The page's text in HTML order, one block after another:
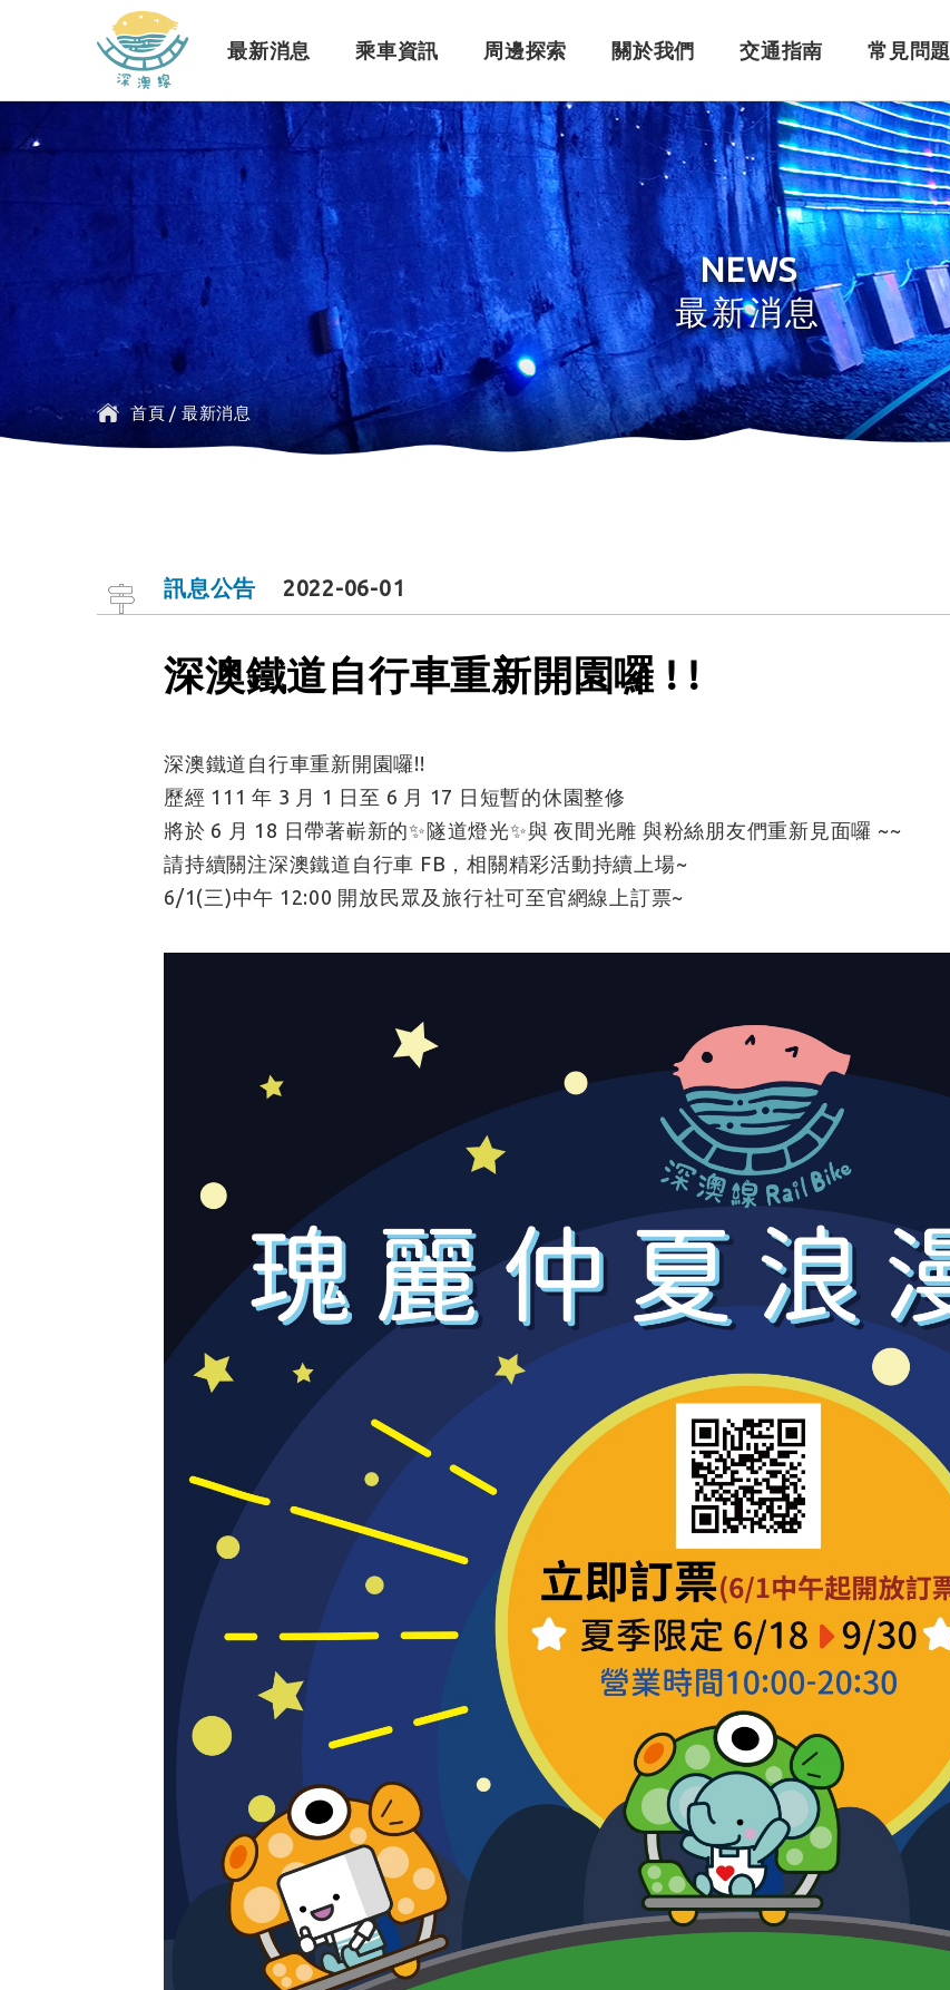
最新消息
訊息公告
乘車資訊
行車路線 票價時刻 購票須知 訂票系統
周邊探索
景點介紹 探索行程介紹
關於我們
緣起簡介 設施介紹 角色介紹 車體設計
交通指南
公車 自行開車
常見問題
一般問題 訂票問題 訂單問題 搭乘問題
NEWS
最新消息
首頁 /最新消息
訊息公告 2022-06-01
深澳鐵道自行車重新開園囉 ! !
深澳鐵道自行車重新開園囉!!
歷經 111 年 3 月 1 日至 6 月 17 日短暫的休園整修
將於 6 月 18 日帶著嶄新的✨隧道燈光✨與 夜間光雕 與粉絲朋友們重新見面囉 ~~
請持續關注深澳鐵道自行車 FB，相關精彩活動持續上場~
6/1(三)中午 12:00 開放民眾及旅行社可至官網線上訂票~